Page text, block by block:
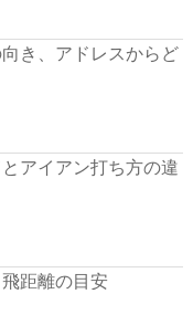
き、アドレスからど
アイアン打ち方の違
距離の目安